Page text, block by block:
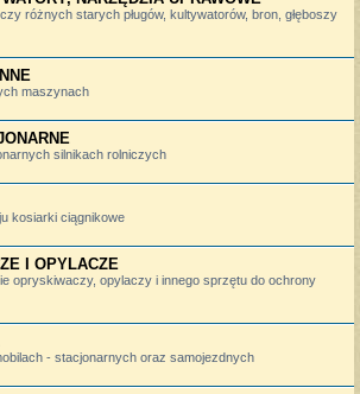
różnych starych pługów, kultywatorów, bron, głęboszy
maszynach
silnikach rolniczych
kosiarki ciągnikowe
I OPYLACZE
opryskiwaczy, opylaczy i innego sprzętu do ochrony
- stacjonarnych oraz samojezdnych